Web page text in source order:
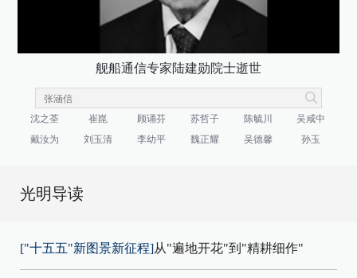
舰船通信专家陆建勋院士逝世
沈之荃 崔崑 顾诵芬 苏哲子 陈毓川
吴咸中
戴汝为
刘玉清 李幼平 魏正耀 吴德馨 孙玉
光明导读
["十五五"新图景新征程]从"遍地开花"到"精耕细作"